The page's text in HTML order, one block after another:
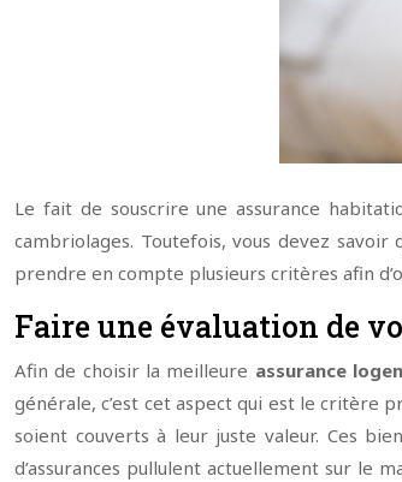
Le fait de souscrire une assurance
cambriolages. Toutefois, vous devez
prendre en compte plusieurs critères afin
Faire une évaluation de
Afin de choisir la meilleure assurance
générale, c’est cet aspect qui est le critère
soient couverts à leur juste valeur. Ces
d’assurances pullulent actuellement sur le